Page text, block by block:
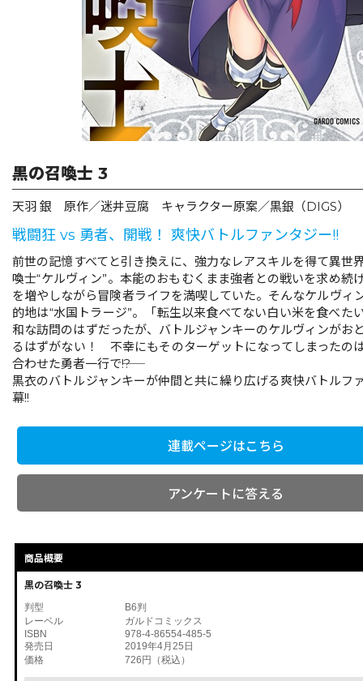
コミックエッセイ
閉じる
黒の召喚士 3
天羽 銀 原作／迷井豆腐 キャラクター原案／黒銀（DIGS）
戦闘狂 vs 勇者、開戦！ 爽快バトルファンタジー!!
前世の記憶すべてと引き換えに、強力なレアスキルを得て異世
喚士“ケルヴィン”。本能のおもむくまま強者との戦いを求め続
を増やしながら冒険者ライフを満喫していた。そんなケルヴィ
的地は“水国トラージ”。「転生以来食べてない白い米を食べた
和な訪問のはずだったが、バトルジャンキーのケルヴィンがお
るはずがない！ 不幸にもそのターゲットになってしまったの
合わせた勇者一行で――!?
黒衣のバトルジャンキーが仲間と共に繰り広げる爽快バトルフ
幕!!
連載ページはこちら
アンケートに答える
商品概要
黒の召喚士 3
判型
B6判
レーベル
ガルドコミックス
ISBN
978-4-86554-485-5
発売日
2019年4月25日
価格
726円（税込）